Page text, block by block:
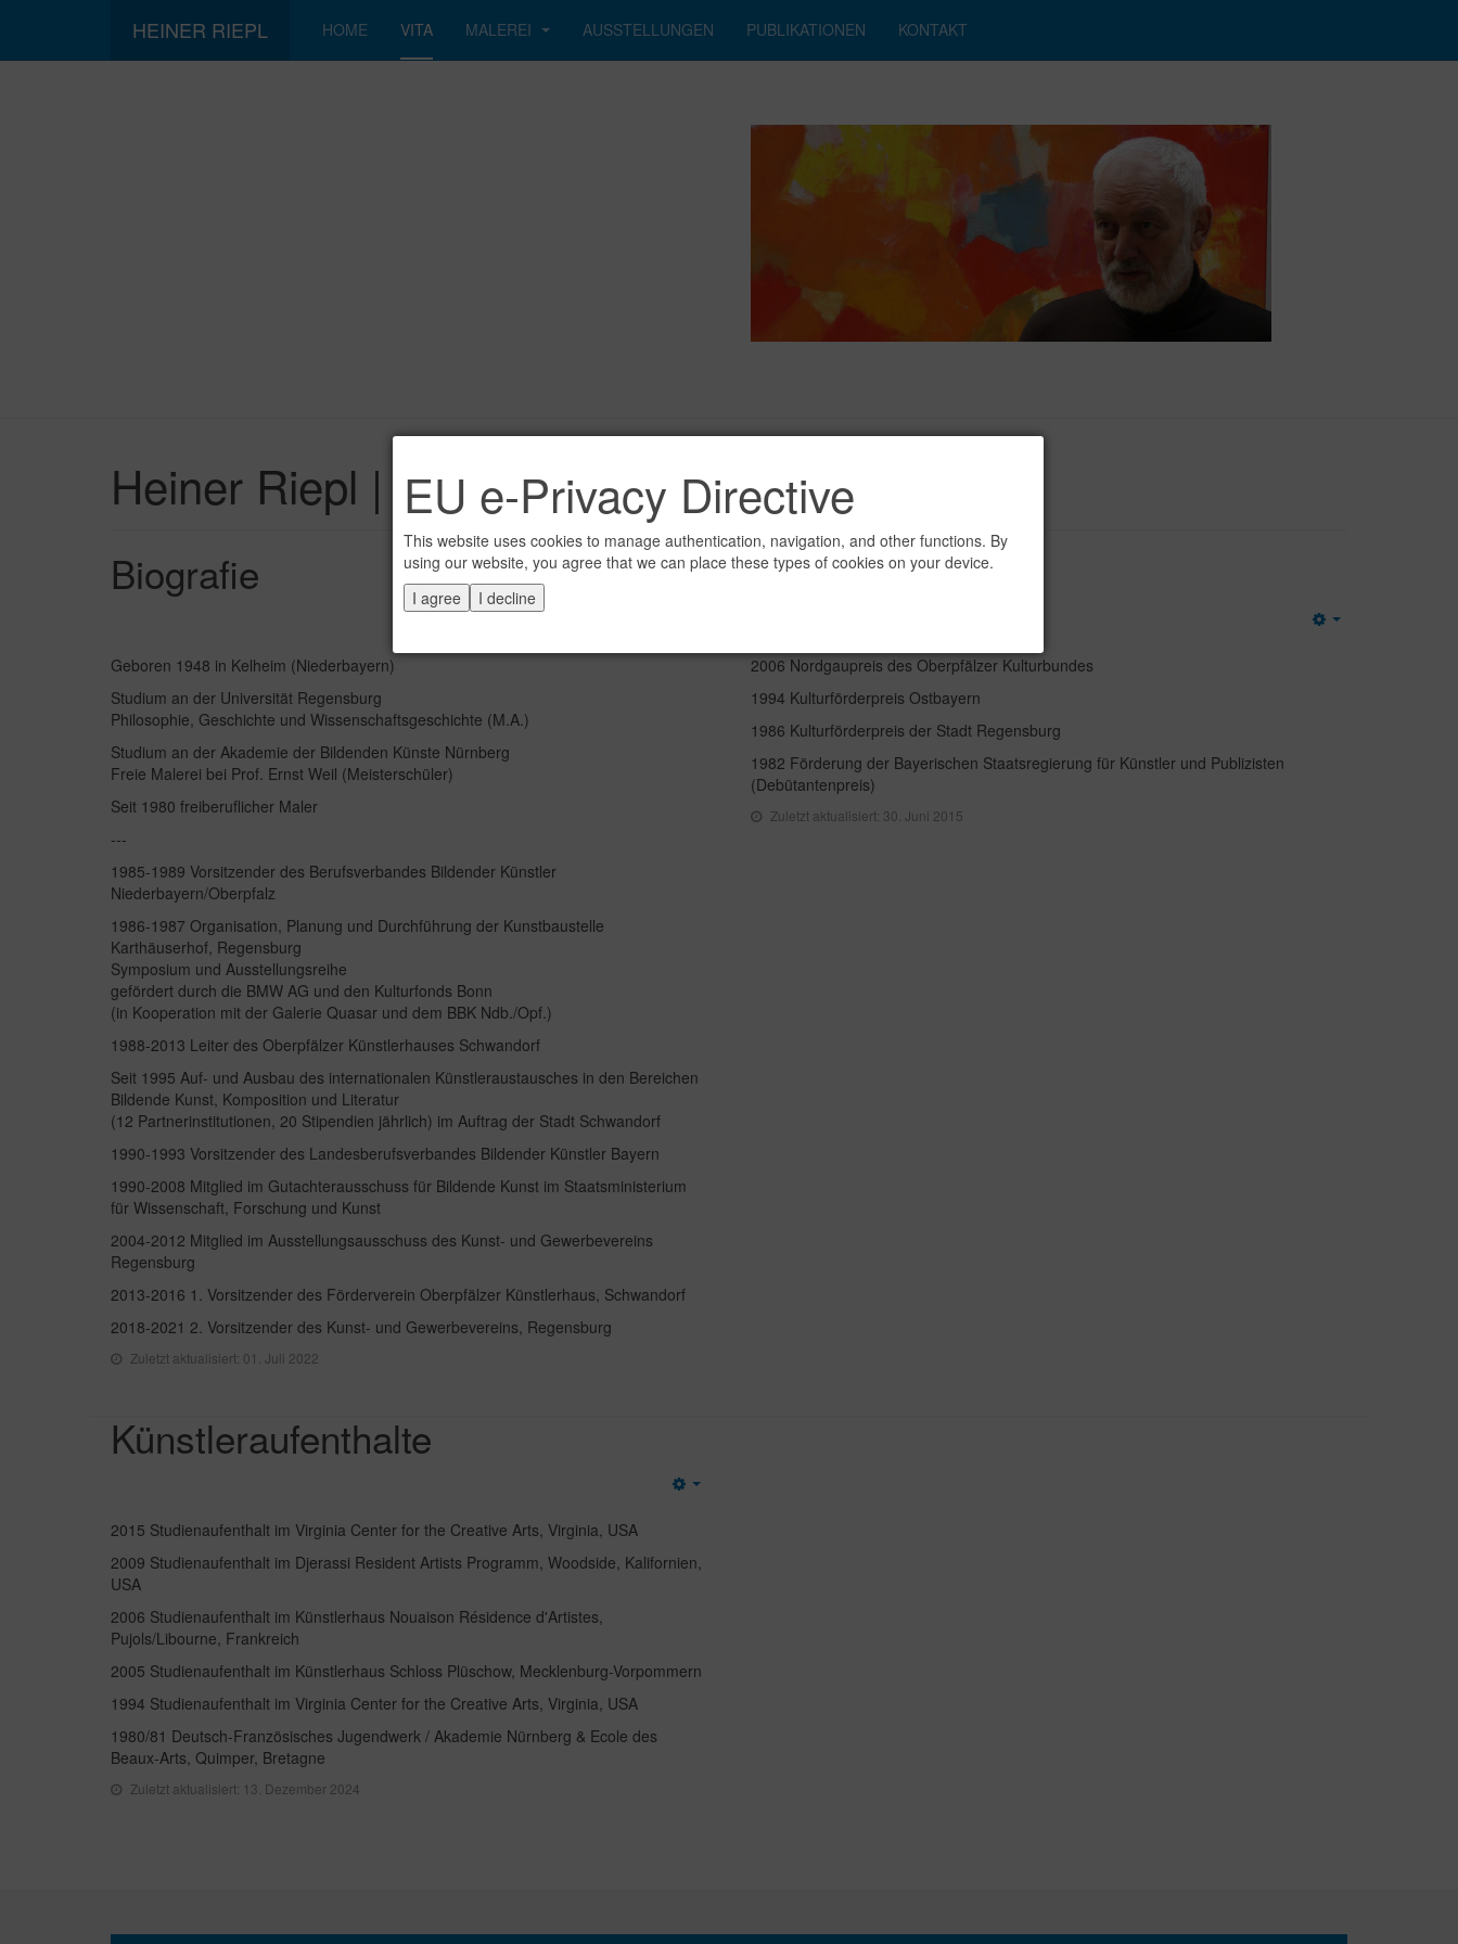
HEINER RIEPL HOME VITA MALEREI AUSSTELLUNGEN PUBLIKATIONEN KONTAKT
Heiner Riepl | Vita
Biografie
Geboren 1948 in Kelheim (Niederbayern)
Studium an der Universität Regensburg
Philosophie, Geschichte und Wissenschaftsgeschichte (M.A.)
Studium an der Akademie der Bildenden Künste Nürnberg
Freie Malerei bei Prof. Ernst Weil (Meisterschüler)
Seit 1980 freiberuflicher Maler
---
1985-1989 Vorsitzender des Berufsverbandes Bildender Künstler
Niederbayern/Oberpfalz
1986-1987 Organisation, Planung und Durchführung der Kunstbaustelle
Karthäuserhof, Regensburg
Symposium und Ausstellungsreihe
gefördert durch die BMW AG und den Kulturfonds Bonn
(in Kooperation mit der Galerie Quasar und dem BBK Ndb./Opf.)
1988-2013 Leiter des Oberpfälzer Künstlerhauses Schwandorf
Seit 1995 Auf- und Ausbau des internationalen Künstleraustausches in den Bereichen
Bildende Kunst, Komposition und Literatur
(12 Partnerinstitutionen, 20 Stipendien jährlich) im Auftrag der Stadt Schwandorf
1990-1993 Vorsitzender des Landesberufsverbandes Bildender Künstler Bayern
1990-2008 Mitglied im Gutachterausschuss für Bildende Kunst im Staatsministerium
für Wissenschaft, Forschung und Kunst
2004-2012 Mitglied im Ausstellungsausschuss des Kunst- und Gewerbevereins
Regensburg
2013-2016 1. Vorsitzender des Förderverein Oberpfälzer Künstlerhaus, Schwandorf
2018-2021 2. Vorsitzender des Kunst- und Gewerbevereins, Regensburg
Zuletzt aktualisiert: 01. Juli 2022
Auszeichnungen
2006 Nordgaupreis des Oberpfälzer Kulturbundes
1994 Kulturförderpreis Ostbayern
1986 Kulturförderpreis der Stadt Regensburg
1982 Förderung der Bayerischen Staatsregierung für Künstler und Publizisten
(Debütantenpreis)
Zuletzt aktualisiert: 30. Juni 2015
Künstleraufenthalte
2015 Studienaufenthalt im Virginia Center for the Creative Arts, Virginia, USA
2009 Studienaufenthalt im Djerassi Resident Artists Programm, Woodside, Kalifornien,
USA
2006 Studienaufenthalt im Künstlerhaus Nouaison Résidence d'Artistes,
Pujols/Libourne, Frankreich
2005 Studienaufenthalt im Künstlerhaus Schloss Plüschow, Mecklenburg-Vorpommern
1994 Studienaufenthalt im Virginia Center for the Creative Arts, Virginia, USA
1980/81 Deutsch-Französisches Jugendwerk / Akademie Nürnberg & Ecole des
Beaux-Arts, Quimper, Bretagne
Zuletzt aktualisiert: 13. Dezember 2024
EU e-Privacy Directive
This website uses cookies to manage authentication, navigation, and other functions. By
using our website, you agree that we can place these types of cookies on your device.
I agree
I decline